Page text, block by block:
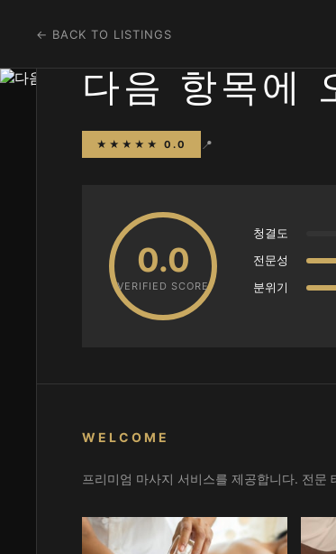
← BACK TO LISTINGS
다음 항목에
★★★★★ 0.0 📍
0.0
VERIFIED SCORE
청결도
전문성
분위기
WELCOME
프리미엄 마사지 서비스를 제공합니다. 전문